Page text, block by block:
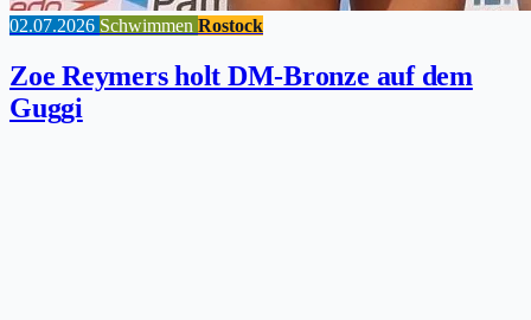
02.07.2026 Schwimmen Rostock
Zoe Reymers holt DM-Bronze auf dem
Guggi